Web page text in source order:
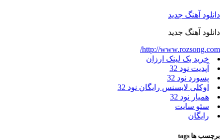
دانلود آهنگ جدید
دانلود آهنگ جدید
http://www.rozsong.com/
خرید بک لینک ارزان
آپدیت نود 32
پسورد نود 32
اوکلی لایسنس رایگان نود 32
همیار نود 32
سئو سایت
رایگان
برچسب ها tags